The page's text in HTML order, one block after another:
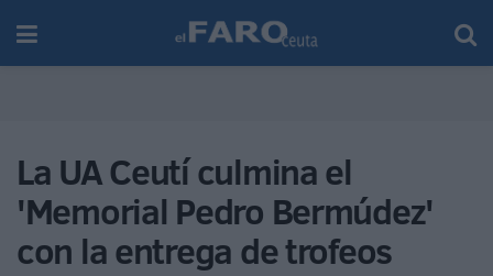
La UA Ceutí culmina el
'Memorial Pedro Bermúdez'
con la entrega de trofeos